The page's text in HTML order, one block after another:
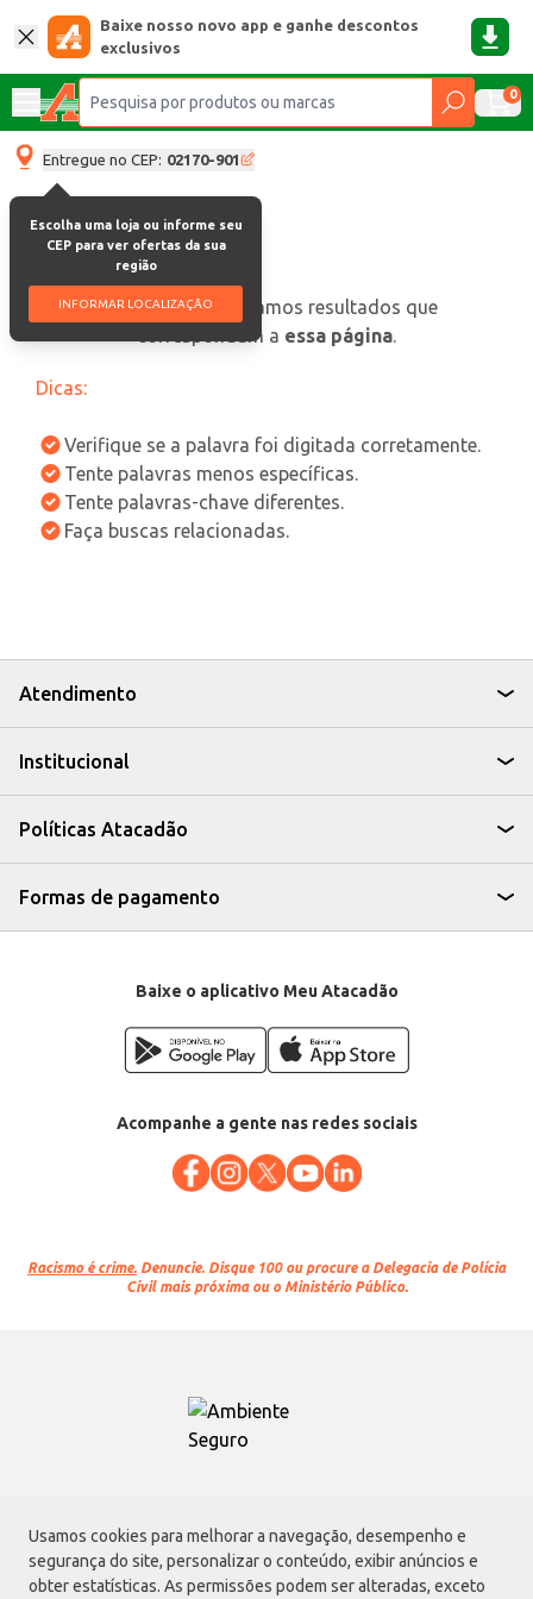
Usamos cookies para melhorar a navegação, desempenho e
segurança do site, personalizar o conteúdo, exibir anúncios e
obter estatísticas. As permissões podem ser alteradas, exceto
Baixe nosso novo app e ganhe descontos
exclusivos
0
Entregue no CEP: 02170-901
Escolha uma loja ou informe seu
CEP para ver ofertas da sua
região
INFORMAR LOCALIZAÇÃO
oops, não encontramos resultados que
correspondam a essa página.
Dicas:
Verifique se a palavra foi digitada corretamente.
Tente palavras menos específicas.
Tente palavras-chave diferentes.
Faça buscas relacionadas.
Atendimento
Institucional
Políticas Atacadão
Formas de pagamento
Baixe o aplicativo Meu Atacadão
Acompanhe a gente nas redes sociais
Racismo é crime. Denuncie. Disque 100 ou procure a Delegacia de Polícia
Civil mais próxima ou o Ministério Público.
Atacadão S.A.
Avenida Morvan Dias de Figueiredo, 6169, Vila Maria, São Paulo - SP | CEP
02170-901 | CNPJ: 75.315.333/0001-09